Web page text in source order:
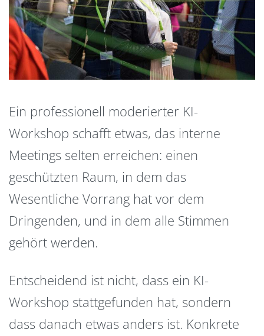
Ein professionell moderierter KI-
Workshop schafft etwas, das interne
Meetings selten erreichen: einen
geschützten Raum, in dem das
Wesentliche Vorrang hat vor dem
Dringenden, und in dem alle Stimmen
gehört werden.
Entscheidend ist nicht, dass ein KI-
Workshop stattgefunden hat, sondern
dass danach etwas anders ist. Konkrete